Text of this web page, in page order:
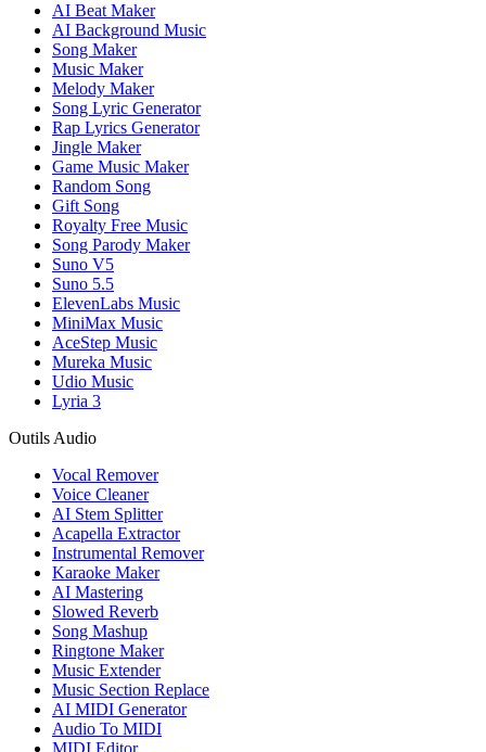
AI Beat Maker
AI Background Music
Song Maker
Music Maker
Melody Maker
Song Lyric Generator
Rap Lyrics Generator
Jingle Maker
Game Music Maker
Random Song
Gift Song
Royalty Free Music
Song Parody Maker
Suno V5
Suno 5.5
ElevenLabs Music
MiniMax Music
AceStep Music
Mureka Music
Udio Music
Lyria 3
Outils Audio
Vocal Remover
Voice Cleaner
AI Stem Splitter
Acapella Extractor
Instrumental Remover
Karaoke Maker
AI Mastering
Slowed Reverb
Song Mashup
Ringtone Maker
Music Extender
Music Section Replace
AI MIDI Generator
Audio To MIDI